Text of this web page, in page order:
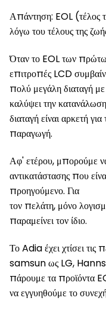
Απάντηση: EOL (τέλος
λόγω του τέλους της
Όταν το EOL των
επιτροπές LCD
πολύ μεγάλη διαταγή
καλύψει την
διαταγή είναι αρκετή
παραγωγή.
Αφ' ετέρου, μπορούμε
αντικατάστασης που
προηγούμενο. Για
τον πελάτη, μόνο
παραμείνει τον ίδιο.
Το Adia έχει χτίσει τις
samsun ως LG,
πάρουμε τα προϊόντα
να εγγυηθούμε το